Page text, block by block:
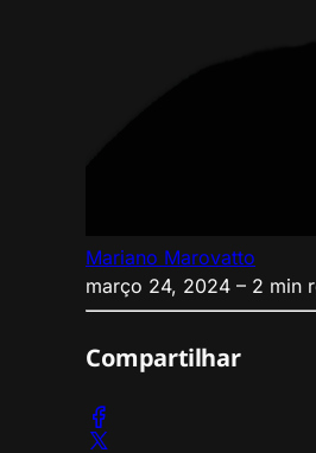
Mariano Marovatto
março 24, 2024 – 2 min
Compartilhar